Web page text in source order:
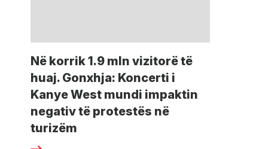
Në korrik 1.9 mln vizitorë të
huaj. Gonxhja: Koncerti i
Kanye West mundi impaktin
negativ të protestës në
turizëm